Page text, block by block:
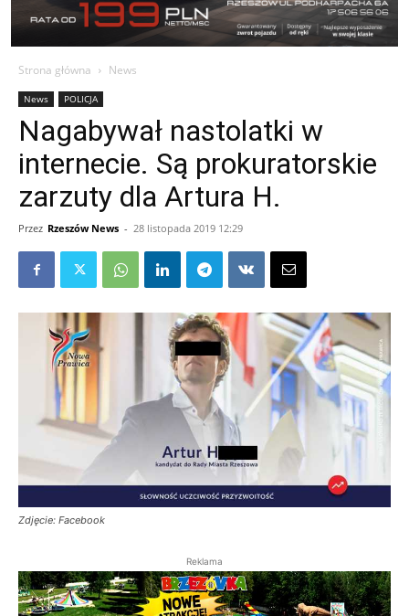
Strona główna News
News POLICJA
Nagabywał nastolatki w
internecie. Są prokuratorskie
zarzuty dla Artura H.
Przez Rzeszów News - 28 listopada 2019 12:29
Zdjęcie: Facebook
Reklama